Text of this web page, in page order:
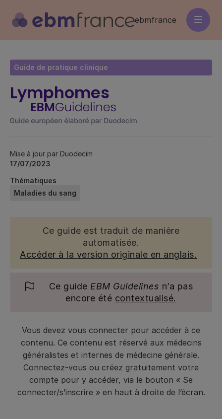
contenu
principal
ebmfrance
Guide de pratique clinique
Lymphomes
Mise à jour par Duodecim
17/07/2023
Thématiques
Maladies du sang
Ce guide est traduit de manière
automatisée.
Accéder à la version originale en anglais.
Ce guide EBM Guidelines n’a pas
encore été contextualisé.
Vous devez vous connecter pour accéder à ce
contenu. Ce contenu est réservé aux médecins
généralistes et internes de médecine générale.
Connectez-vous ou créez gratuitement votre
compte pour y accéder, via le bouton « Se
connecter/s’inscrire » en haut à droite de l’écran.